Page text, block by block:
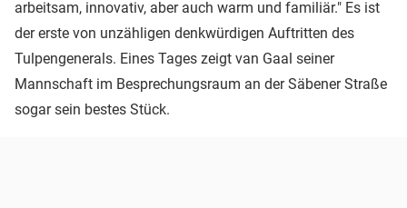
arbeitsam, innovativ, aber auch warm und familiär." Es ist
der erste von unzähligen denkwürdigen Auftritten des
Tulpengenerals. Eines Tages zeigt van Gaal seiner
Mannschaft im Besprechungsraum an der Säbener Straße
sogar sein bestes Stück.